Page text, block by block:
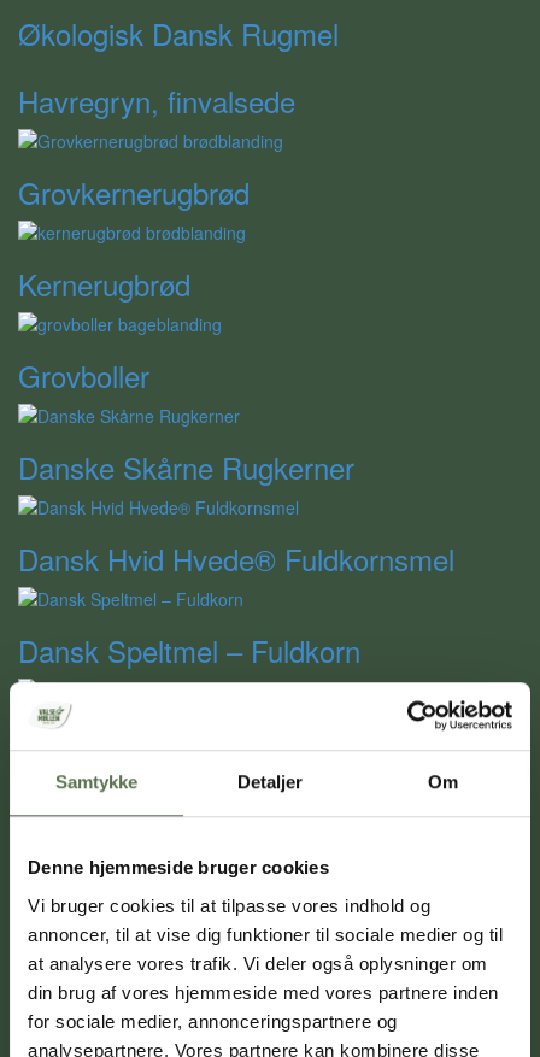
Samtykke Detaljer Om
Denne hjemmeside bruger cookies
Vi bruger cookies til at tilpasse vores indhold og
annoncer, til at vise dig funktioner til sociale medier og til
at analysere vores trafik. Vi deler også oplysninger om
din brug af vores hjemmeside med vores partnere inden
for sociale medier, annonceringspartnere og
analysepartnere. Vores partnere kan kombinere disse
Økologisk Dansk Rugmel
Havregryn, finvalsede
Grovkernerugbrød
Kernerugbrød
Grovboller
Danske Skårne Rugkerner
Dansk Hvid Hvede® Fuldkornsmel
Dansk Speltmel – Fuldkorn
Dansk Fuldkornshvedemel
Dansk Groft Rugmel
Danske Knækkede Hvedekerner